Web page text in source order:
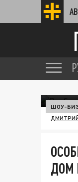
ШОУ-
ДОМ